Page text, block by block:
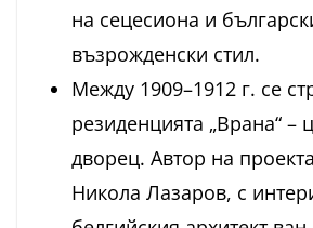
на сецесиона и
възрожденски стил.
Между 1909–1912 г. се
резиденцията „Врана“ –
дворец. Автор на
Никола Лазаров, с